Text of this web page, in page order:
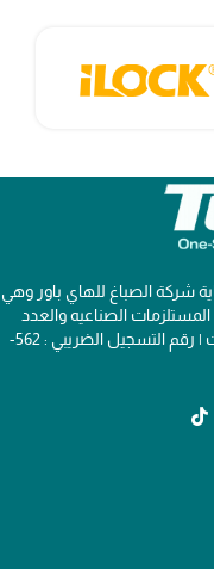
شركة الصباغ للهاي باور وهي
الصناعيه والعدد
والادوات ومستلزمات تحسين المنازل والسيارات | رقم التسجيل الضريبي : 562-